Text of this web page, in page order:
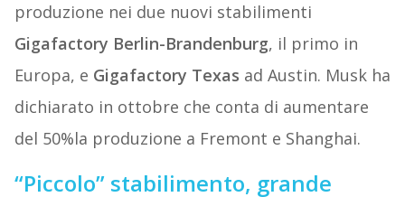
produzione nei due nuovi stabilimenti
Gigafactory Berlin-Brandenburg, il primo in
Europa, e Gigafactory Texas ad Austin. Musk ha
dichiarato in ottobre che conta di aumentare
del 50%la produzione a Fremont e Shanghai.
“Piccolo” stabilimento, grande